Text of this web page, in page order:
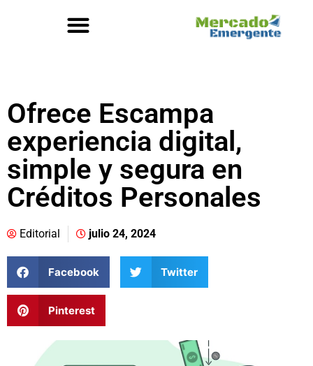
Ofrece Escampa
experiencia digital,
simple y segura en
Créditos Personales
Editorial julio 24, 2024
Facebook Twitter
Pinterest